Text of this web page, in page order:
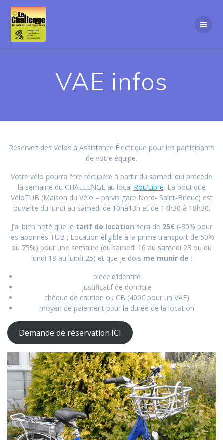
VAE infos
Réservez des Vélos à Assistance Électrique pour les participants
de votre équipe.
Votre vélo pourra être récupéré à partir du samedi qui précède
la semaine du CHALLENGE au local Rou’Libre. La boutique
VéloTUB (Maison du Vélo – parvis gare Nord- Saint-Brieuc) est
ouverte du lundi au samedi de 10hà13h et de 14h30 à 18h30.
J’ai bien noté que le tarif de location sera de 25€ (-30% pour
les abonnés TUB ; Location éligible à la prime transport de 50%
ou 75%) pour une semaine (du samedi 16 au samedi 23 ou du
lundi 18 au lundi 25) et que je dois me munir de :
pièce d’identité
justificatif de domicile
chèque de caution ou CB (400€ pour un VAE)
moyen de paiement pour la durée de la location
Demande de réservation ICI